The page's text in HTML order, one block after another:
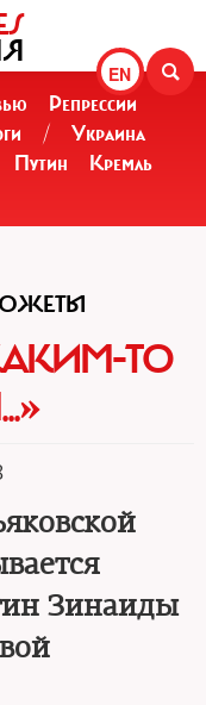
EN
Репрессии
/
Украина
Путин
Кремль
ТО
Зинаиды